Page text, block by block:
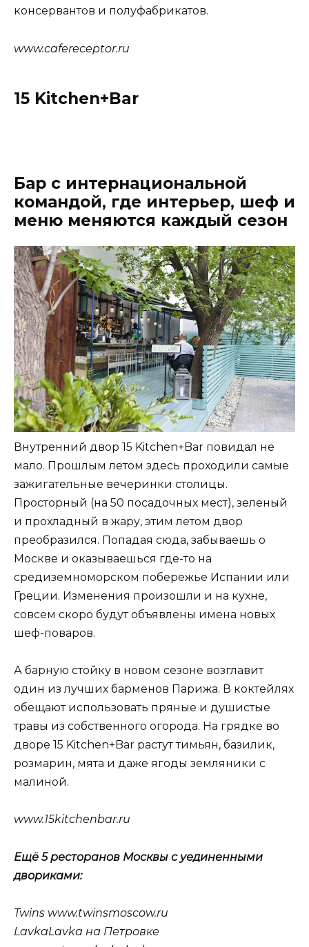
консервантов и полуфабрикатов.
www.cafereceptor.ru
15 Kitchen+Bar
Бар с интернациональной
командой, где интерьер, шеф и
меню меняются каждый сезон
Внутренний двор 15 Kitchen+Bar повидал не
мало. Прошлым летом здесь проходили самые
зажигательные вечеринки столицы.
Просторный (на 50 посадочных мест), зеленый
и прохладный в жару, этим летом двор
преобразился. Попадая сюда, забываешь о
Москве и оказываешься где-то на
средиземноморском побережье Испании или
Греции. Изменения произошли и на кухне,
совсем скоро будут объявлены имена новых
шеф-поваров.
А барную стойку в новом сезоне возглавит
один из лучших барменов Парижа. В коктейлях
обещают использовать пряные и душистые
травы из собственного огорода. На грядке во
дворе 15 Kitchen+Bar растут тимьян, базилик,
розмарин, мята и даже ягоды земляники с
малиной.
www.15kitchenbar.ru
Ещё 5 ресторанов Москвы с уединенными
двориками:
Twins www.twinsmoscow.ru
LavkaLavka на Петровке